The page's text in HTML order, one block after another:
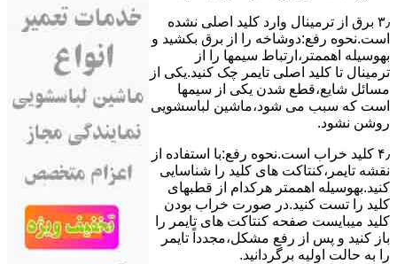
۳٫ ﺑﺮق از ﺗﺮﻣﯿﻨﺎل وارد ﮐﻠﯿﺪ اﺻﻠﯽ ﻧﺸﺪه
است.نحوه رﻓﻊ:دوشاخه را از ﺑﺮق بکشید و
بهوسیله اهممتر،ارﺗﺒﺎط سیمها را از
ﺗﺮﻣﯿﻨﺎل ﺗﺎ ﮐﻠﯿﺪ اﺻﻠﯽ ﺗﺎﯾﻤﺮ چک کنید.یکی از
مسائل شایع،ﻗﻄﻊ شدن ﯾﮑﯽ از سیمها
است که سبب می شود،ﻣﺎﺷﯿﻦ لباسشویی
روﺷﻦ نشود.
۴٫ ﮐﻠﯿﺪ ﺧﺮاب اﺳﺖ.نحوه رفع:ﺑﺎ اﺳﺘﻔﺎده از
ﻧﻘﺸﻪ ﺗﺎﯾﻤﺮ،ﮐﻨﺘﺎﮐﺖ ﻫﺎی ﮐﻠﯿﺪ را ﺷﻨﺎﺳﺎﯾﯽ
کنید.بهوسیله اهممتر هرکدام از قطبهای
ﮐﻠﯿﺪ را ﺗﺴﺖ ﮐﻨﯿﺪ.در ﺻﻮرت ﺧﺮاب ﺑﻮدن
ﮐﻠﯿﺪ میبایست ﺻﻔﺤﻪ ﮐﻨﺘﺎﮐﺖ ﻫﺎی ﺗﺎﯾﻤﺮ را
باز کنید و ﭘﺲ از رﻓﻊ مشکل،مجدداً ﺗﺎﯾﻤﺮ
را به حالت اوﻟﯿﻪ برگردانید.